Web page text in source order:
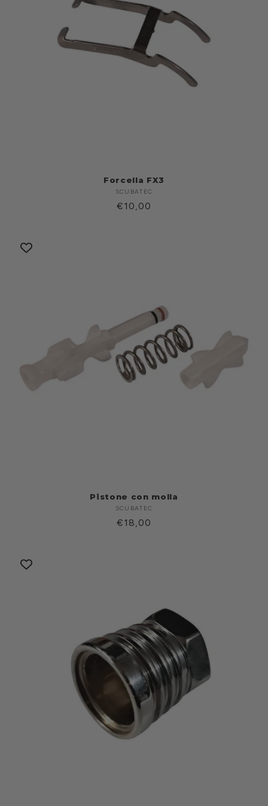
Forcella FX3
Produttore:
SCUBATEC
Prezzo
€10,00
Pistone con molla
Produttore:
SCUBATEC
Prezzo
€18,00